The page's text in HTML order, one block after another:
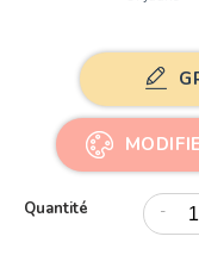
Quantité -